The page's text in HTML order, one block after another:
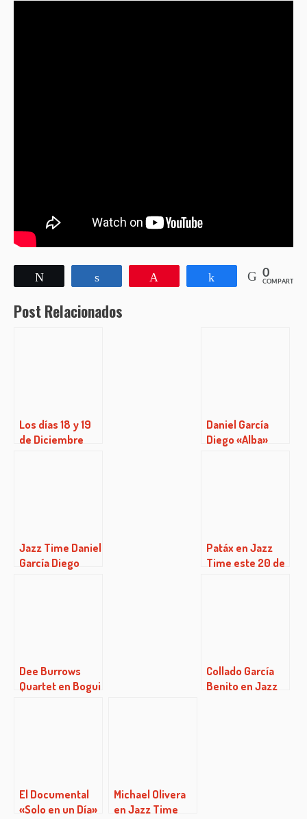
Compartir Compartir
0
COMPARTIR
Post Relacionados
Los días 18 y 19
de Diciembre
Daniel García
Diego «Alba»
Jazz Time Daniel
García Diego
Patáx en Jazz
Time este 20 de
Dee Burrows
Quartet en Bogui
Collado García
Benito en Jazz
El Documental
«Solo en un Día»
Michael Olivera
en Jazz Time